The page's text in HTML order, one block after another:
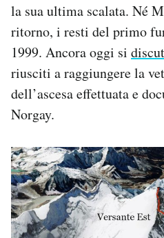
la sua ultima scalata. Né
ritorno, i resti del primo
1999. Ancora oggi si
riusciti a raggiungere la
dell’ascesa effettuata e
Norgay.